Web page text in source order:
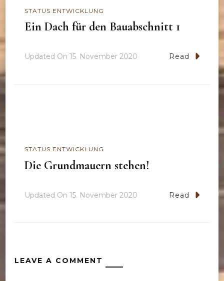
STATUS ENTWICKLUNG
Ein Dach für den Bauabschnitt 1
Updated On 15. November 2020 Read
STATUS ENTWICKLUNG
Die Grundmauern stehen!
Updated On 15. November 2020 Read
LEAVE A COMMENT